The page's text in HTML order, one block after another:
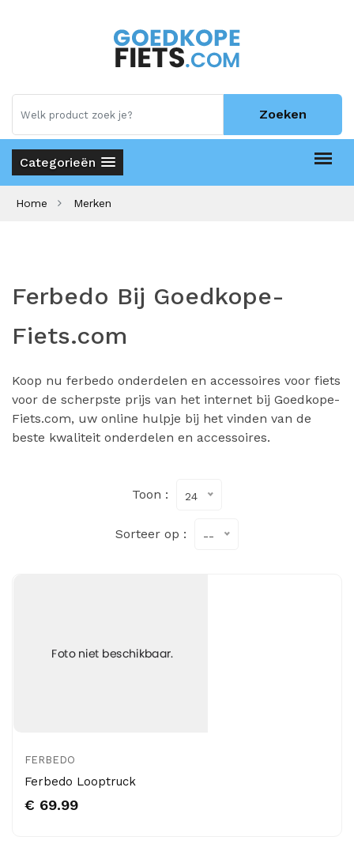
Zoeken
Categorieën
Home Merken
Ferbedo Bij Goedkope-
Fiets.com
Koop nu ferbedo onderdelen en accessoires voor fiets
voor de scherpste prijs van het internet bij Goedkope-
Fiets.com, uw online hulpje bij het vinden van de
beste kwaliteit onderdelen en accessoires.
Toon : 24
Sorteer op : --
FERBEDO
Ferbedo Looptruck
€ 69.99